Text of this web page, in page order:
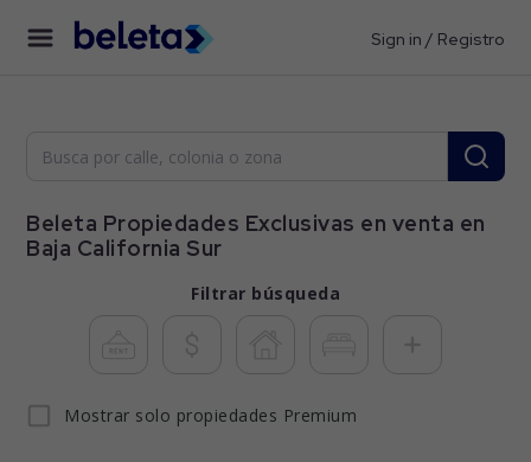
Sign in / Registro
Beleta Propiedades Exclusivas en venta en
Baja California Sur
Filtrar búsqueda
Mostrar solo propiedades Premium